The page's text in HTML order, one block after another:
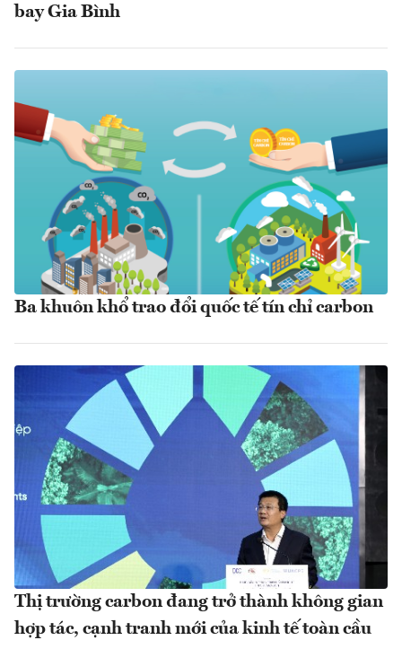
bay Gia Bình
Ba khuôn khổ trao đổi quốc tế tín chỉ carbon
Thị trường carbon đang trở thành không gian
hợp tác, cạnh tranh mới của kinh tế toàn cầu